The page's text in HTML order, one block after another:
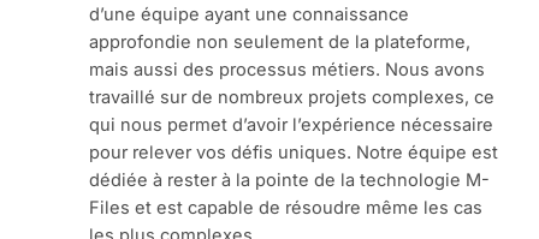
d’une équipe ayant une connaissance
approfondie non seulement de la plateforme,
mais aussi des processus métiers. Nous avons
travaillé sur de nombreux projets complexes, ce
qui nous permet d’avoir l’expérience nécessaire
pour relever vos défis uniques. Notre équipe est
dédiée à rester à la pointe de la technologie M-
Files et est capable de résoudre même les cas